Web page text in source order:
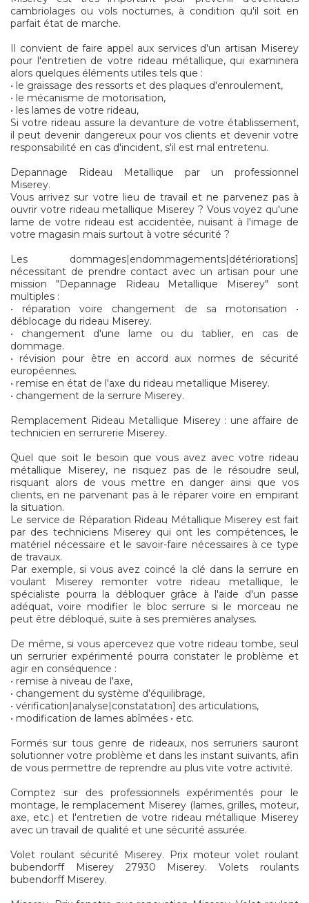
cambriolages ou vols nocturnes, à condition qu'il soit en
parfait état de marche.
Il convient de faire appel aux services d'un artisan Miserey
pour l'entretien de votre rideau métallique, qui examinera
alors quelques éléments utiles tels que :
• le graissage des ressorts et des plaques d'enroulement,
• le mécanisme de motorisation,
• les lames de votre rideau,
Si votre rideau assure la devanture de votre établissement,
il peut devenir dangereux pour vos clients et devenir votre
responsabilité en cas d'incident, s'il est mal entretenu.
Depannage Rideau Metallique par un professionnel
Miserey.
Vous arrivez sur votre lieu de travail et ne parvenez pas à
ouvrir votre rideau metallique Miserey ? Vous voyez qu'une
lame de votre rideau est accidentée, nuisant à l'image de
votre magasin mais surtout à votre sécurité ?
Les dommages|endommagements|détériorations]
nécessitant de prendre contact avec un artisan pour une
mission "Depannage Rideau Metallique Miserey" sont
multiples :
• réparation voire changement de sa motorisation •
déblocage du rideau Miserey.
• changement d'une lame ou du tablier, en cas de
dommage.
• révision pour être en accord aux normes de sécurité
européennes.
• remise en état de l'axe du rideau metallique Miserey.
• changement de la serrure Miserey.
Remplacement Rideau Metallique Miserey : une affaire de
technicien en serrurerie Miserey.
Quel que soit le besoin que vous avez avec votre rideau
métallique Miserey, ne risquez pas de le résoudre seul,
risquant alors de vous mettre en danger ainsi que vos
clients, en ne parvenant pas à le réparer voire en empirant
la situation.
Le service de Réparation Rideau Métallique Miserey est fait
par des techniciens Miserey qui ont les compétences, le
matériel nécessaire et le savoir-faire nécessaires à ce type
de travaux.
Par exemple, si vous avez coincé la clé dans la serrure en
voulant Miserey remonter votre rideau metallique, le
spécialiste pourra la débloquer grâce à l'aide d'un passe
adéquat, voire modifier le bloc serrure si le morceau ne
peut être débloqué, suite à ses premières analyses.
De même, si vous apercevez que votre rideau tombe, seul
un serrurier expérimenté pourra constater le problème et
agir en conséquence :
• remise à niveau de l'axe,
• changement du système d'équilibrage,
• vérification|analyse|constatation] des articulations,
• modification de lames abîmées • etc.
Formés sur tous genre de rideaux, nos serruriers sauront
solutionner votre problème et dans les instant suivants, afin
de vous permettre de reprendre au plus vite votre activité.
Comptez sur des professionnels expérimentés pour le
montage, le remplacement Miserey (lames, grilles, moteur,
axe, etc.) et l'entretien de votre rideau métallique Miserey
avec un travail de qualité et une sécurité assurée.
Volet roulant sécurité Miserey. Prix moteur volet roulant
bubendorff Miserey 27930 Miserey. Volets roulants
bubendorff Miserey.